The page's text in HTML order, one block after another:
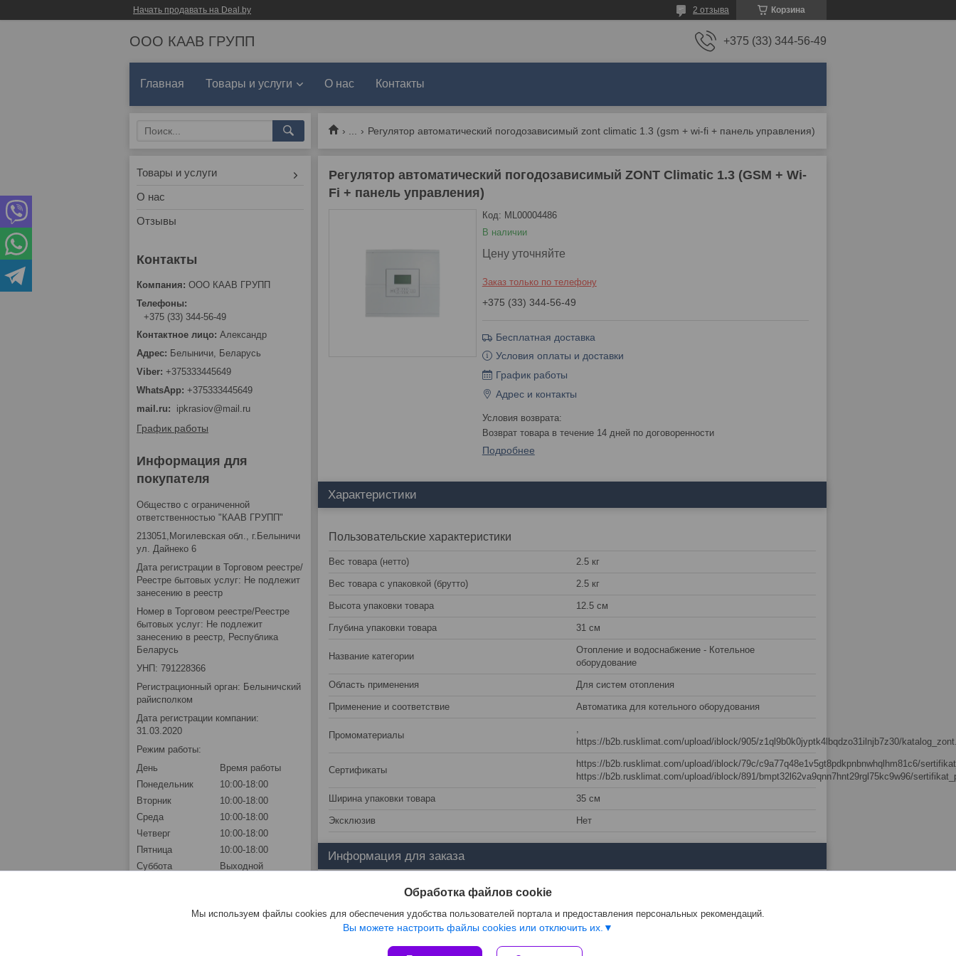
Начать продавать на Deal.by Корзина
2 отзыва
ООО КААВ ГРУПП +375 (33) 344-56-49
Главная Товары и услуги О нас Контакты
Регулятор автоматический погодозависимый zont climatic 1.3 (gsm + wi-fi + панель управления)
Регулятор автоматический погодозависимый ZONT Climatic 1.3 (GSM + Wi-
Fi + панель управления)
В наличии
Код: ML00004486
Цену уточняйте
Заказ только по телефону
+375 (33) 344-56-49
Бесплатная доставка
Условия оплаты и доставки
График работы
Адрес и контакты
возврат товара в течение 14 дней по договоренности
Подробнее
Характеристики
Пользовательские характеристики
Вес товара (нетто) 2.5 кг
Вес товара с упаковкой (брутто) 2.5 кг
Высота упаковки товара 12.5 см
Глубина упаковки товара 31 см
Название категории
Отопление и водоснабжение - Котельное
оборудование
Область применения Для систем отопления
Применение и соответствие Автоматика для котельного оборудования
Промоматериалы
,
https://b2b.rusklimat.com/upload/iblock/905/z1ql9b0k0jyptk4lbqdzo31ilnjb7z30/
Сертификаты
https://b2b.rusklimat.com/upload/iblock/79c/c9a77q48e1v5gt8pdkpnbnwhqlhm81c6/
https://b2b.rusklimat.com/upload/iblock/891/bmpt32l62va9qnn7hnt29rgl75kc9w96/
Ширина упаковки товара 35 см
Эксклюзив Нет
Информация для заказа
Цену уточняйте
Товары и услуги
О нас
Отзывы
ООО КААВ ГРУПП
+375 (33) 344-56-49
Александр
Белыничи, Беларусь
+375333445649
+375333445649
mail.ru
ipkrasiov@mail.ru
График работы
Информация для
покупателя
Общество с ограниченной
ответственностью "КААВ ГРУПП"
213051,Могилевская обл., г.Белыничи
ул. Дайнеко 6
Дата регистрации в Торговом реестре/
Реестре бытовых услуг: Не подлежит
занесению в реестр
Номер в Торговом реестре/Реестре
бытовых услуг: Не подлежит
занесению в реестр, Республика
Беларусь
УНП: 791228366
Регистрационный орган: Белыничский
райисполком
Дата регистрации компании:
31.03.2020
Режим работы:
День
Время работы
Понедельник
10:00-18:00
Вторник
10:00-18:00
Среда
10:00-18:00
Четверг
10:00-18:00
Пятница
10:00-18:00
Суббота
Выходной
Обработка файлов cookie
Мы используем файлы cookies для обеспечения удобства пользователей портала и предоставления персональных рекомендаций.
Вы можете настроить файлы cookies или отключить их.